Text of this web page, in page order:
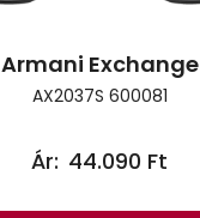
Armani Exchange
AX2037S 600081
Ár: 44.090 Ft